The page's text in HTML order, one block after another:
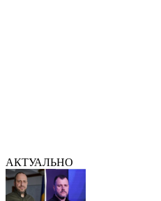
АКТУАЛЬНО